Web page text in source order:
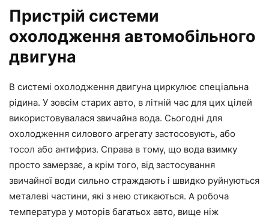
Пристрій системи
охолодження автомобільного
двигуна
В системі охолодження двигуна циркулює спеціальна
рідина. У зовсім старих авто, в літній час для цих цілей
використовувалася звичайна вода. Сьогодні для
охолодження силового агрегату застосовують, або
тосол або антифриз. Справа в тому, що вода взимку
просто замерзає, а крім того, від застосування
звичайної води сильно страждають і швидко руйнуються
металеві частини, які з нею стикаються. А робоча
температура у моторів багатьох авто, вище ніж